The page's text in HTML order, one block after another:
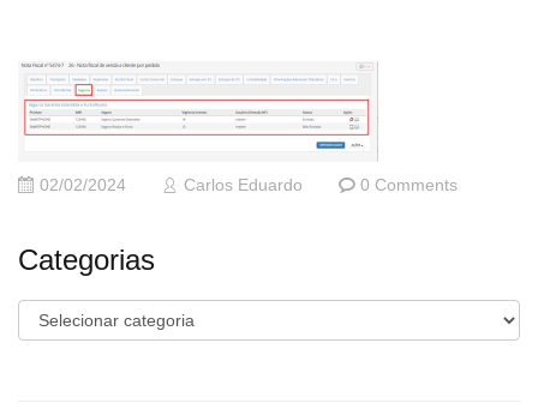
02/02/2024 Carlos Eduardo 0 Comments
Categorias
Categorias